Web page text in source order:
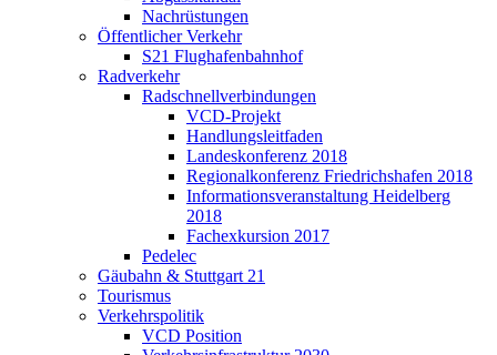
Nachrüstungen
Öffentlicher Verkehr
S21 Flughafenbahnhof
Radverkehr
Radschnellverbindungen
VCD-Projekt
Handlungsleitfaden
Landeskonferenz 2018
Regionalkonferenz Friedrichshafen 2018
Informationsveranstaltung Heidelberg
2018
Fachexkursion 2017
Pedelec
Gäubahn & Stuttgart 21
Tourismus
Verkehrspolitik
VCD Position